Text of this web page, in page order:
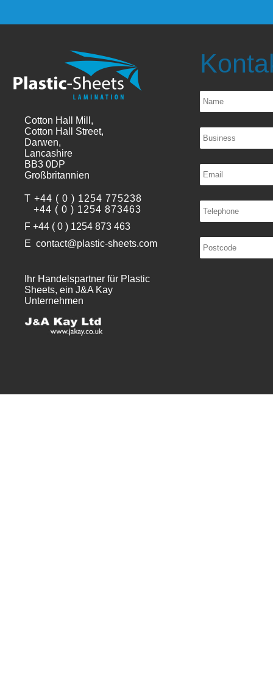
Cotton Hall Mill,
Cotton Hall Street,
Darwen,
Lancashire
BB3 0DP
Großbritannien
T +44 ( 0 ) 1254 775238
+44 ( 0 ) 1254 873463
F +44 ( 0 ) 1254 873 463
E contact@plastic-sheets.com
Ihr Handelspartner für Plastic
Sheets, ein J&A Kay
Unternehmen